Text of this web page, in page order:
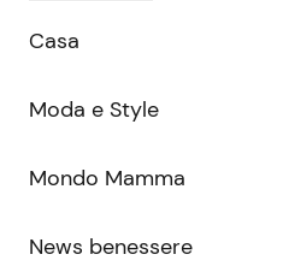
Casa
Moda e Style
Mondo Mamma
News benessere